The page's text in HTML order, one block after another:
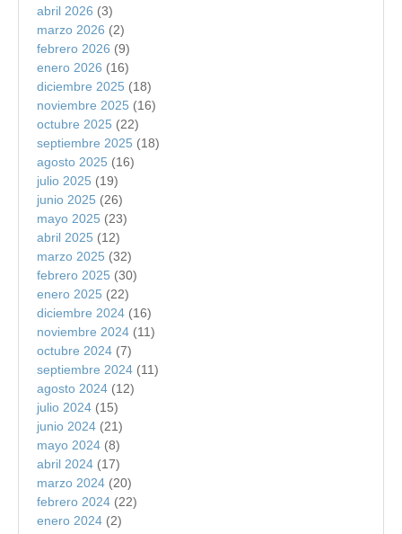
abril 2026 (3)
marzo 2026 (2)
febrero 2026 (9)
enero 2026 (16)
diciembre 2025 (18)
noviembre 2025 (16)
octubre 2025 (22)
septiembre 2025 (18)
agosto 2025 (16)
julio 2025 (19)
junio 2025 (26)
mayo 2025 (23)
abril 2025 (12)
marzo 2025 (32)
febrero 2025 (30)
enero 2025 (22)
diciembre 2024 (16)
noviembre 2024 (11)
octubre 2024 (7)
septiembre 2024 (11)
agosto 2024 (12)
julio 2024 (15)
junio 2024 (21)
mayo 2024 (8)
abril 2024 (17)
marzo 2024 (20)
febrero 2024 (22)
enero 2024 (2)